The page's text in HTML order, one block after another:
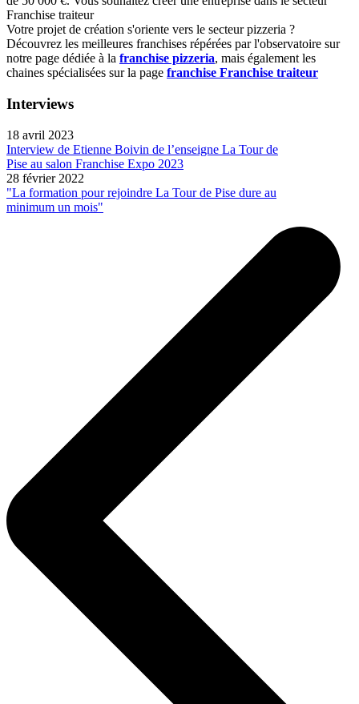
Franchise traiteur
Votre projet de création s'oriente vers le secteur pizzeria ?
Découvrez les meilleures franchises répérées par l'observatoire sur
notre page dédiée à la franchise pizzeria, mais également les
chaines spécialisées sur la page franchise Franchise traiteur
Interviews
18 avril 2023
Interview de Etienne Boivin de l’enseigne La Tour de
Pise au salon Franchise Expo 2023
28 février 2022
"La formation pour rejoindre La Tour de Pise dure au
minimum un mois"